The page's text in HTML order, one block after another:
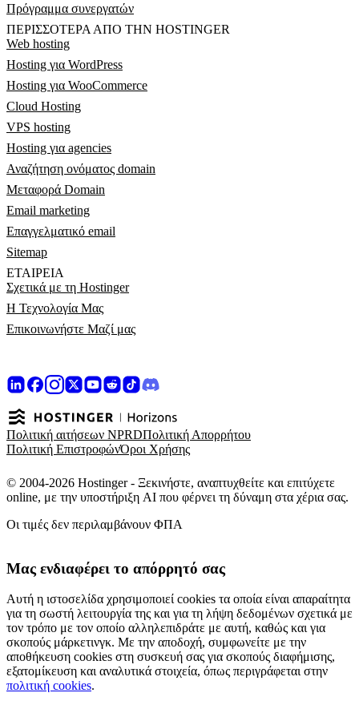
Πρόγραμμα συνεργατών
ΠΕΡΙΣΣΟΤΕΡΑ ΑΠΟ ΤΗΝ HOSTINGER
Web hosting
Hosting για WordPress
Hosting για WooCommerce
Cloud Hosting
VPS hosting
Hosting για agencies
Αναζήτηση ονόματος domain
Μεταφορά Domain
Email marketing
Επαγγελματικό email
Sitemap
ΕΤΑΙΡΕΙΑ
Σχετικά με τη Hostinger
Η Τεχνολογία Μας
Επικοινωνήστε Μαζί μας
Πολιτική αιτήσεων NPRDΠολιτική Απορρήτου
Πολιτική ΕπιστροφώνΌροι Χρήσης
© 2004-2026 Hostinger - Ξεκινήστε, αναπτυχθείτε και επιτύχετε
online, με την υποστήριξη AI που φέρνει τη δύναμη στα χέρια σας.
Οι τιμές δεν περιλαμβάνουν ΦΠΑ
Μας ενδιαφέρει το απόρρητό σας
Αυτή η ιστοσελίδα χρησιμοποιεί cookies τα οποία είναι απαραίτητα
για τη σωστή λειτουργία της και για τη λήψη δεδομένων σχετικά με
τον τρόπο με τον οποίο αλληλεπιδράτε με αυτή, καθώς και για
σκοπούς μάρκετινγκ. Με την αποδοχή, συμφωνείτε με την
αποθήκευση cookies στη συσκευή σας για σκοπούς διαφήμισης,
εξατομίκευση και αναλυτικά στοιχεία, όπως περιγράφεται στην
πολιτική cookies.